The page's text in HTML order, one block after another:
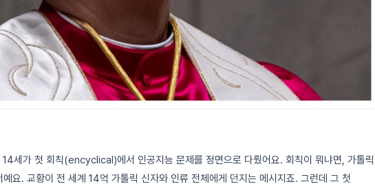
세가 첫 회칙(encyclical)에서 인공지능 문제를 정면으로 다뤘어요. 회칙이 뭐냐면, 가톨릭
요. 교황이 전 세계 14억 가톨릭 신자와 인류 전체에게 던지는 메시지죠. 그런데 그 첫